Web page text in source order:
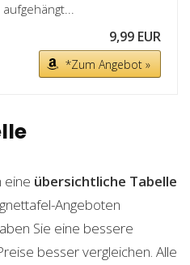
9,99 EUR
*Zum Angebot »
eine übersichtliche Tabelle
Angeboten
Sie eine bessere
besser vergleichen. Alle